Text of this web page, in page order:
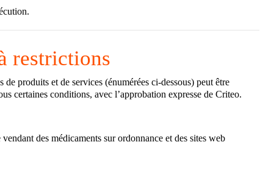
restrictions
de produits et de services (énumérées ci-dessous) peut être
certaines conditions, avec l’approbation expresse de Criteo.
des médicaments sur ordonnance et des sites web